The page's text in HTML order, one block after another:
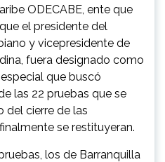
ODECABE, ente que
el presidente del
y vicepresidente de
fuera designado como
que buscó
las 22 pruebas que se
del cierre de las
se restituyeran.
los de Barranquilla